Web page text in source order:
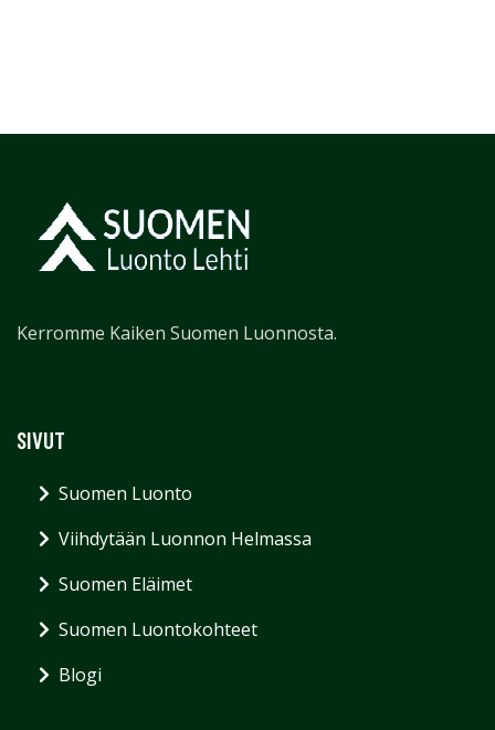
Kerromme Kaiken Suomen Luonnosta.
SIVUT
Suomen Luonto
Viihdytään Luonnon Helmassa
Suomen Eläimet
Suomen Luontokohteet
Blogi